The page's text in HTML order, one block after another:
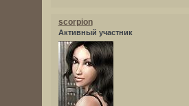
scorpion
Активный участник